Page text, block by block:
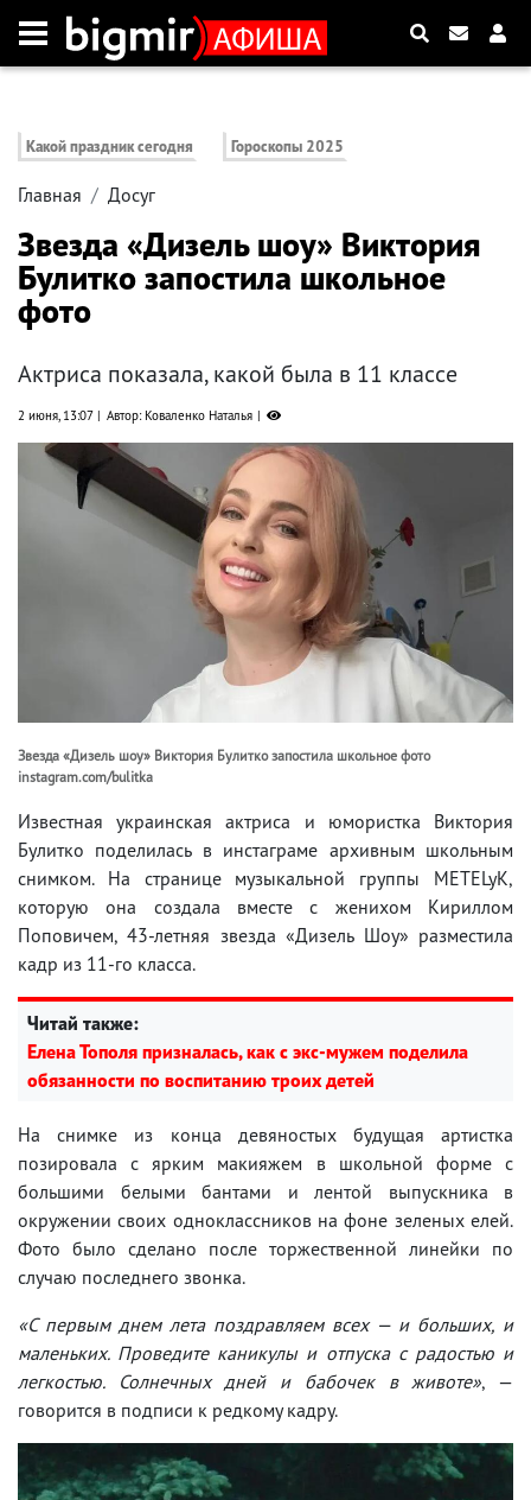
Какой праздник сегодня Гороскопы 2025
Главная Досуг
Звезда «Дизель шоу» Виктория
Булитко запостила школьное
фото
Актриса показала, какой была в 11 классе
2 июня, 13:07 Автор: Коваленко Наталья
Звезда «Дизель шоу» Виктория Булитко запостила школьное фото
instagram.com/bulitka
Известная украинская актриса и юмористка Виктория
Булитко поделилась в инстаграме архивным школьным
снимком. На странице музыкальной группы METELyK,
которую она создала вместе с женихом Кириллом
Поповичем, 43-летняя звезда «Дизель Шоу» разместила
кадр из 11-го класса.
Читай также:
Елена Тополя призналась, как с экс-мужем поделила
обязанности по воспитанию троих детей
На снимке из конца девяностых будущая артистка
позировала с ярким макияжем в школьной форме с
большими белыми бантами и лентой выпускника в
окружении своих одноклассников на фоне зеленых елей.
Фото было сделано после торжественной линейки по
случаю последнего звонка.
«С первым днем лета поздравляем всех — и больших, и
маленьких. Проведите каникулы и отпуска с радостью и
легкостью. Солнечных дней и бабочек в животе», —
говорится в подписи к редкому кадру.